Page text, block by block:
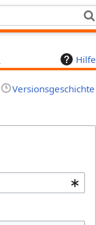
Hilfe
Versionsgeschichte